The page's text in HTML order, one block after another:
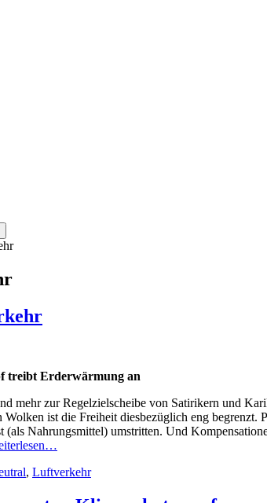
treibt Erderwärmung an
mehr zur Regelzielscheibe von Satirikern und
ist die Freiheit diesbezüglich eng begrenzt.
Nahrungsmittel) umstritten. Und
, Luftverkehr